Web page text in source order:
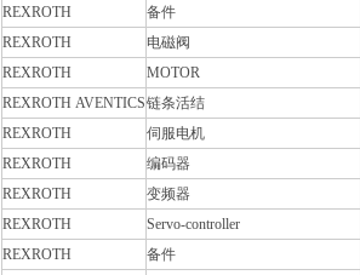
REXROTH
备件
REXROTH
电磁阀
REXROTH
MOTOR
REXROTH AVENTICS链条活结
REXROTH
伺服电机
REXROTH
编码器
REXROTH
变频器
REXROTH
Servo-controller
REXROTH
备件